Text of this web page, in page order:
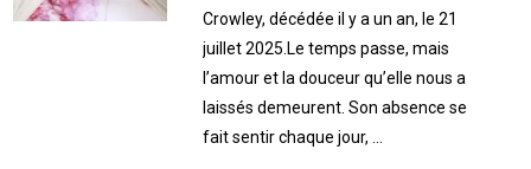
Crowley, décédée il y a un an, le 21
juillet 2025.Le temps passe, mais
l’amour et la douceur qu’elle nous a
laissés demeurent. Son absence se
fait sentir chaque jour, ...